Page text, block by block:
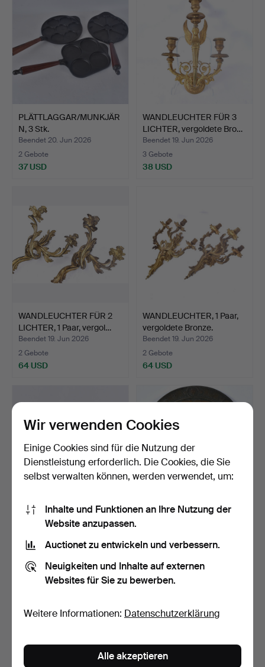
PLÄTTLAGGAR/MUNKJÄR
N, 3 Stk.
Beendet 20. Jun 2026
2 Gebote
37 USD
WANDLEUCHTER FÜR 3
LICHTER, vergoldete Bro…
Beendet 19. Jun 2026
3 Gebote
38 USD
WANDLEUCHTER FÜR 2
LICHTER, 1 Paar, vergol…
Beendet 19. Jun 2026
2 Gebote
64 USD
WANDLEUCHTER, 1 Paar,
vergoldete Bronze.
Beendet 19. Jun 2026
2 Gebote
64 USD
TASCHENUHRSTÄNDER, 2
Stk., vergoldetes Met…
2 Gebote
37 USD
ZIER-SCHILD, patiniertes
37 USD
Wir verwenden Cookies
Einige Cookies sind für die Nutzung der
Dienstleistung erforderlich. Die Cookies, die Sie
selbst verwalten können, werden verwendet, um:
Inhalte und Funktionen an Ihre Nutzung der
Website anzupassen.
Auctionet zu entwickeln und verbessern.
Neuigkeiten und Inhalte auf externen
Websites für Sie zu bewerben.
Weitere Informationen: Datenschutzerklärung
Alle akzeptieren